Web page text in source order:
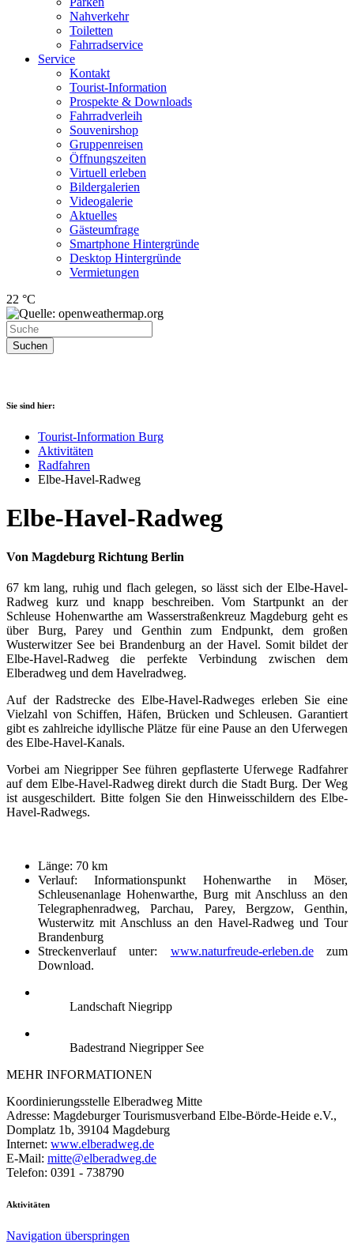
Nahverkehr
Toiletten
Fahrradservice
Service
Kontakt
Tourist-Information
Prospekte & Downloads
Fahrradverleih
Souvenirshop
Gruppenreisen
Öffnungszeiten
Virtuell erleben
Bildergalerien
Videogalerie
Aktuelles
Gästeumfrage
Smartphone Hintergründe
Desktop Hintergründe
Vermietungen
22 °C
Suchen
Sie sind hier:
Tourist-Information Burg
Aktivitäten
Radfahren
Elbe-Havel-Radweg
Elbe-Havel-Radweg
Von Magdeburg Richtung Berlin
67 km lang, ruhig und flach gelegen, so lässt sich der Elbe-Havel-
Radweg kurz und knapp beschreiben. Vom Startpunkt an der
Schleuse Hohenwarthe am Wasserstraßenkreuz Magdeburg geht es
über Burg, Parey und Genthin zum Endpunkt, dem großen
Wusterwitzer See bei Brandenburg an der Havel. Somit bildet der
Elbe-Havel-Radweg die perfekte Verbindung zwischen dem
Elberadweg und dem Havelradweg.
Auf der Radstrecke des Elbe-Havel-Radweges erleben Sie eine
Vielzahl von Schiffen, Häfen, Brücken und Schleusen. Garantiert
gibt es zahlreiche idyllische Plätze für eine Pause an den Uferwegen
des Elbe-Havel-Kanals.
Vorbei am Niegripper See führen gepflasterte Uferwege Radfahrer
auf dem Elbe-Havel-Radweg direkt durch die Stadt Burg. Der Weg
ist ausgeschildert. Bitte folgen Sie den Hinweisschildern des Elbe-
Havel-Radwegs.
Länge: 70 km
Verlauf: Informationspunkt Hohenwarthe in Möser,
Schleusenanlage Hohenwarthe, Burg mit Anschluss an den
Telegraphenradweg, Parchau, Parey, Bergzow, Genthin,
Wusterwitz mit Anschluss an den Havel-Radweg und Tour
Brandenburg
Streckenverlauf unter: www.naturfreude-erleben.dezum
Download.
Landschaft Niegripp
Badestrand Niegripper See
MEHR INFORMATIONEN
Koordinierungsstelle Elberadweg Mitte
Adresse: Magdeburger Tourismusverband Elbe-Börde-Heide e.V.,
Domplatz 1b, 39104 Magdeburg
Internet: www.elberadweg.de
E-Mail: mitte@elberadweg.de
Telefon: 0391 - 738790
Aktivitäten
Navigation überspringen